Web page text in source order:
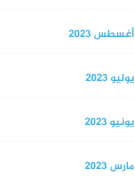
أغسطس 2023
يوليو 2023
يونيو 2023
مارس 2023